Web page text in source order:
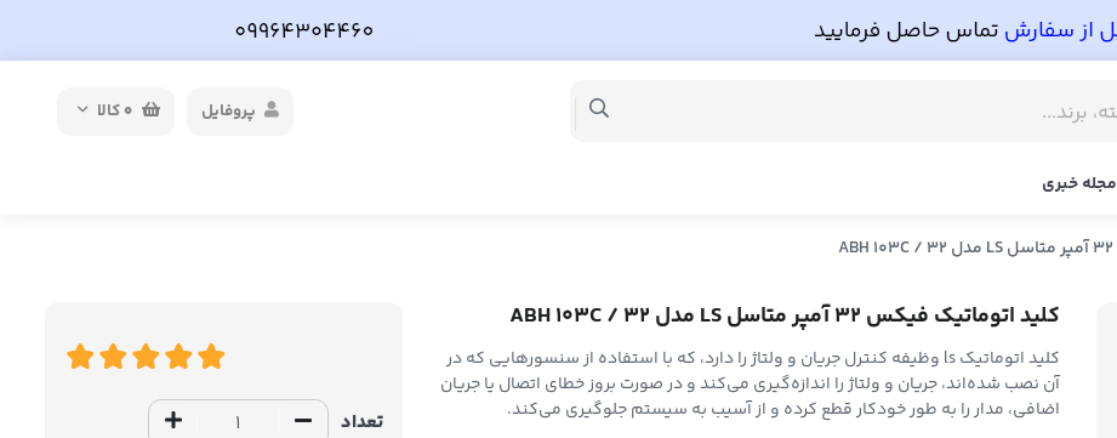
0کالا پروفایل
مجله خبری
کلید اتوماتیک فیکس 32 آمپر متاسل LS مدل ABH 103C / 32
کلید اتوماتیک ls وظیفه کنترل جریان و ولتاژ را دارد، که با استفاده از سنسورهایی که در
آن نصب شده‌اند، جریان و ولتاژ را اندازه‌گیری می‌کند و در صورت بروز خطای اتصال یا جریان
اضافی، مدار را به طور خودکار قطع کرده و از آسیب به سیستم جلوگیری می‌کند.
تعداد